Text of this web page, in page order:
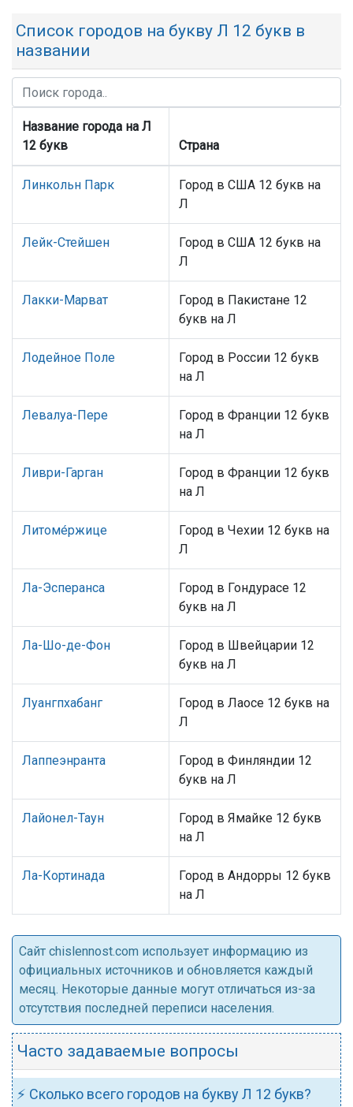
Список городов на букву Л 12 букв в
названии
Название города на Л
12 букв
Страна
Линкольн Парк
Город в США 12 букв на
Л
Лейк-Стейшен
Город в США 12 букв на
Л
Лакки-Марват
Город в Пакистане 12
букв на Л
Лодейное Поле
Город в России 12 букв
на Л
Левалуа-Пере
Город в Франции 12 букв
на Л
Ливри-Гарган
Город в Франции 12 букв
на Л
Литоме́ржице
Город в Чехии 12 букв на
Л
Ла-Эсперанса
Город в Гондурасе 12
букв на Л
Ла-Шо-де-Фон
Город в Швейцарии 12
букв на Л
Луангпхабанг
Город в Лаосе 12 букв на
Л
Лаппеэнранта
Город в Финляндии 12
букв на Л
Лайонел-Таун
Город в Ямайке 12 букв
на Л
Ла-Кортинада
Город в Андорры 12 букв
на Л
Cайт chislennost.com использует информацию из
официальных источников и обновляется каждый
месяц. Некоторые данные могут отличаться из-за
отсутствия последней переписи населения.
Часто задаваемые вопросы
⚡ Сколько всего городов на букву Л 12 букв?